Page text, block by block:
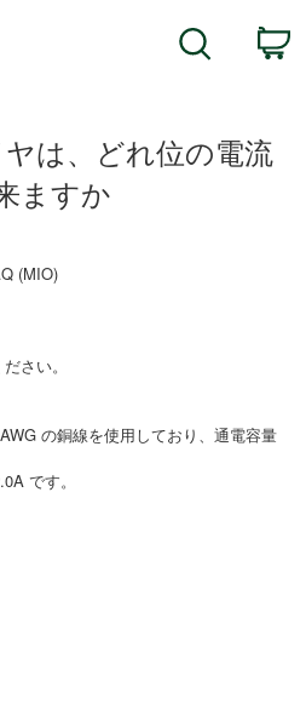
Search
ヤは、どれ位の電流
ますか
(MIO)
さい。
の銅線を使用しており、通電容量
です。